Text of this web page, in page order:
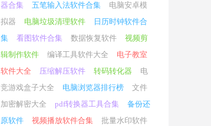
器合集
五笔输入法软件合集
电脑安卓模
拟器
电脑垃圾清理软件
日历时钟软件合
集
看图软件合集 数据恢复软件
视频剪
辑制作软件
编译工具软件大全
电子教室
软件大全
压缩解压软件 转码转化器
电
竞游戏盒子大全
电脑浏览器排行榜
文件
加密解密大全
pdf转换器工具合集
备份还
原软件
视频播放软件合集
批量水印软件